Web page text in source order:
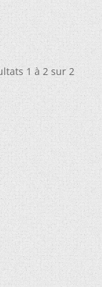
1 à 2 sur 2